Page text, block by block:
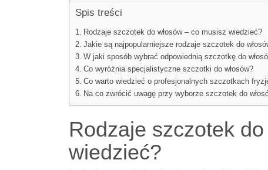
Spis treści
Rodzaje szczotek do włosów – co musisz wiedzieć?
Jakie są najpopularniejsze rodzaje szczotek do
W jaki sposób wybrać odpowiednią szczotkę do
Co wyróżnia specjalistyczne szczotki do włosów?
Co warto wiedzieć o profesjonalnych szczotkach
Na co zwrócić uwagę przy wyborze szczotek do
Rodzaje szczotek
wiedzieć?